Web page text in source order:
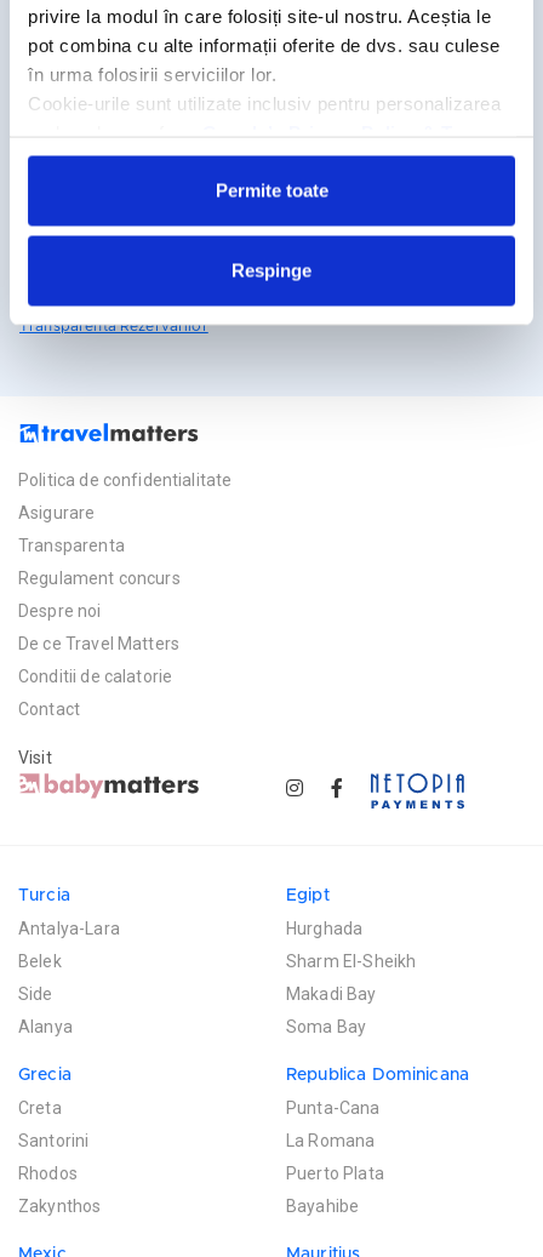
privire la modul în care folosiți site-ul nostru. Aceștia le
pot combina cu alte informații oferite de dvs. sau culese
în urma folosirii serviciilor lor.
Cookie-urile sunt utilizate inclusiv pentru personalizarea
Permite toate
Respinge
Detalii si rezervari
031.438.18.53
Licente TravelMatters
Transparenta Rezervarilor
Politica de confidentialitate
Asigurare
Transparenta
Regulament concurs
Despre noi
De ce Travel Matters
Conditii de calatorie
Contact
Visit
Turcia
Antalya-Lara
Belek
Side
Alanya
Egipt
Hurghada
Sharm El-Sheikh
Makadi Bay
Soma Bay
Grecia
Creta
Santorini
Rhodos
Zakynthos
Republica Dominicana
Punta-Cana
La Romana
Puerto Plata
Bayahibe